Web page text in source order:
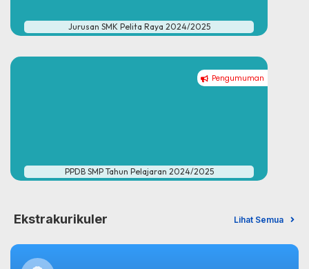
Jurusan SMK Pelita Raya 2024/2025
Pengumuman
PPDB SMP Tahun Pelajaran 2024/2025
Ekstrakurikuler Lihat Semua